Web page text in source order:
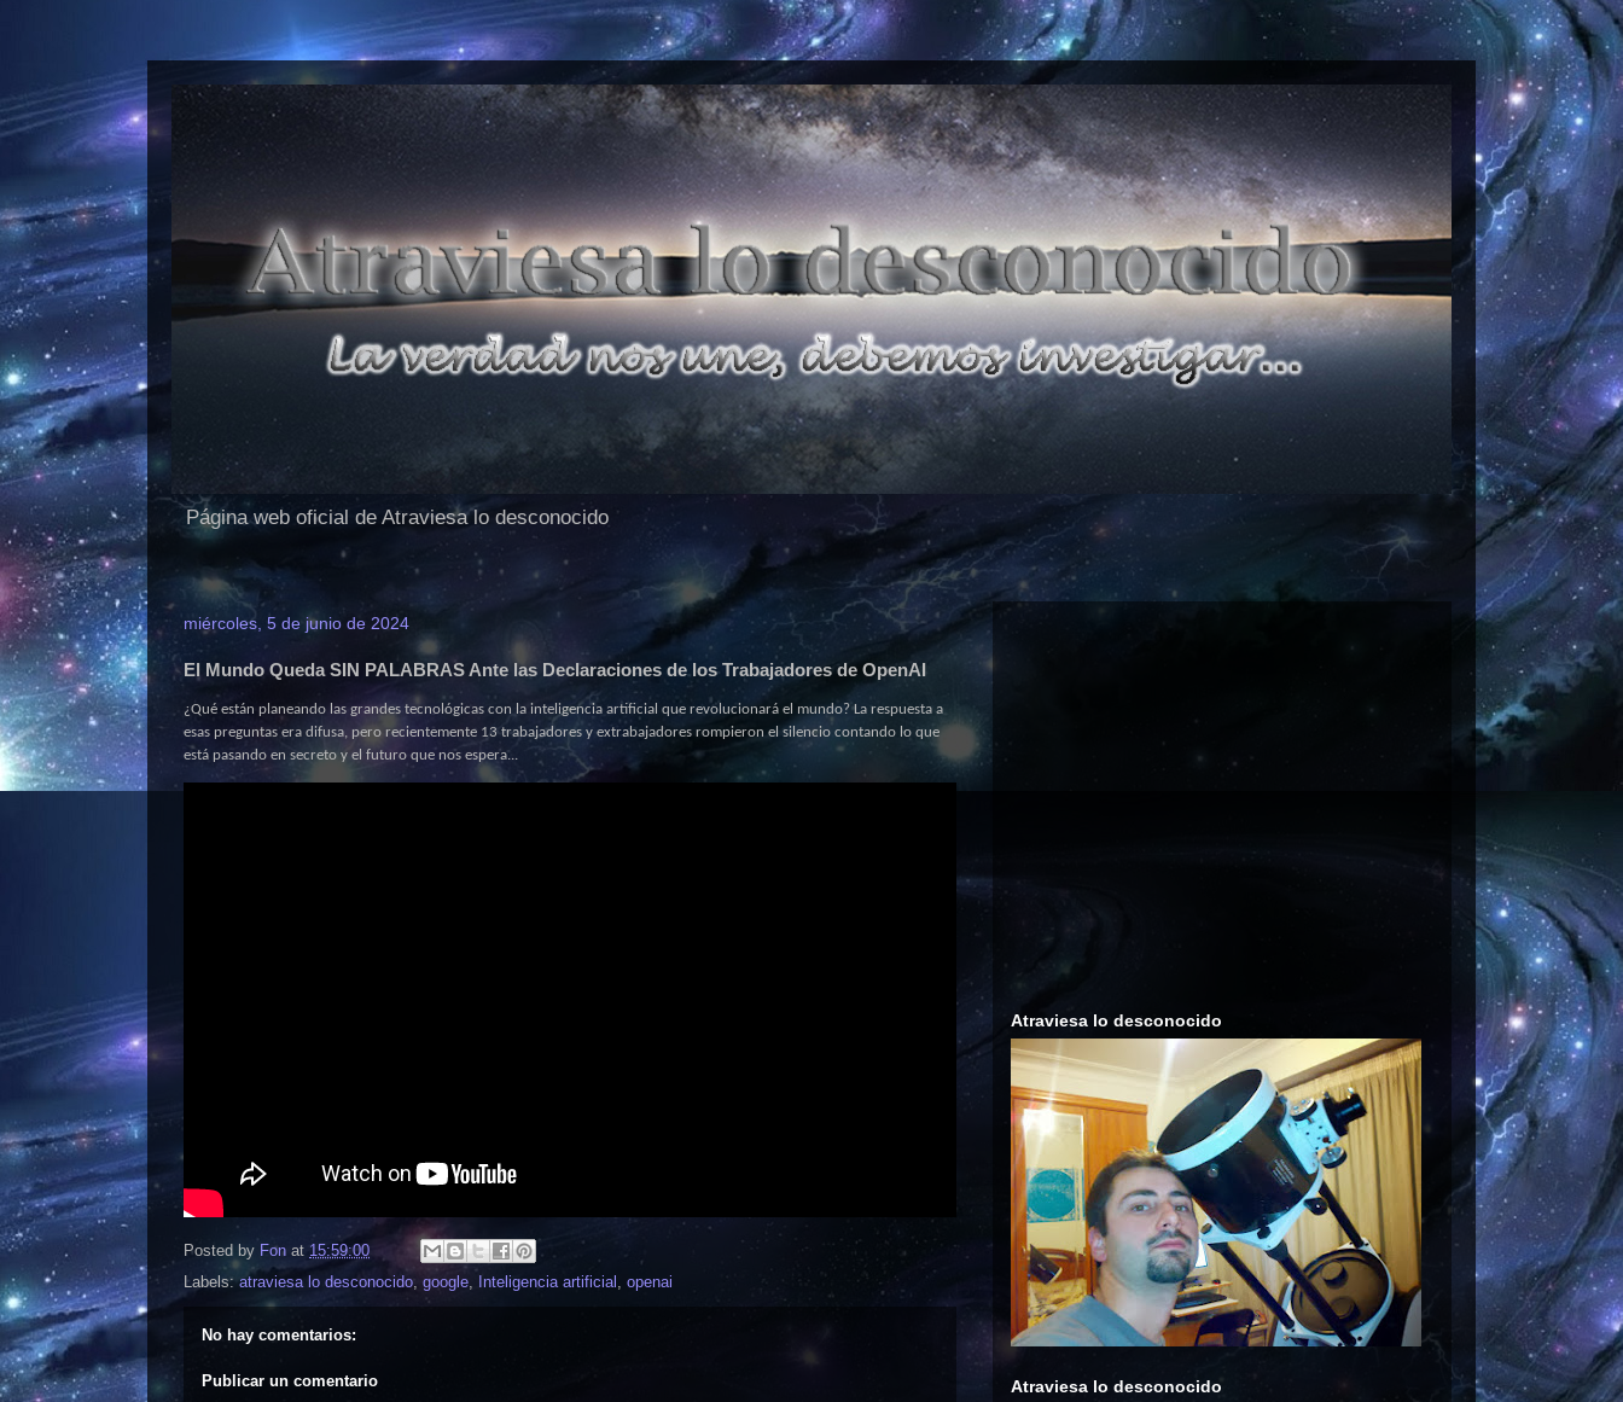
Página web oficial de Atraviesa lo desconocido
miércoles, 5 de junio de 2024
El Mundo Queda SIN PALABRAS Ante las Declaraciones de los Trabajadores de OpenAI
¿Qué están planeando las grandes tecnológicas con la inteligencia artificial que revolucionará el mundo? La respuesta a
esas preguntas era difusa, pero recientemente 13 trabajadores y extrabajadores rompieron el silencio contando lo que
está pasando en secreto y el futuro que nos espera...
Posted by Fon at 15:59:00
Labels:atraviesa lo desconocido, google, Inteligencia artificial , openai
No hay comentarios:
Publicar un comentario
Atraviesa lo desconocido
Atraviesa lo desconocido